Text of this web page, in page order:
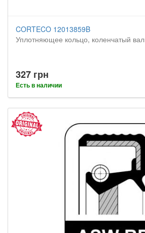
CORTECO 12013859B
Уплотняющее кольцо, коленчатый вал
327 грн
Есть в наличии